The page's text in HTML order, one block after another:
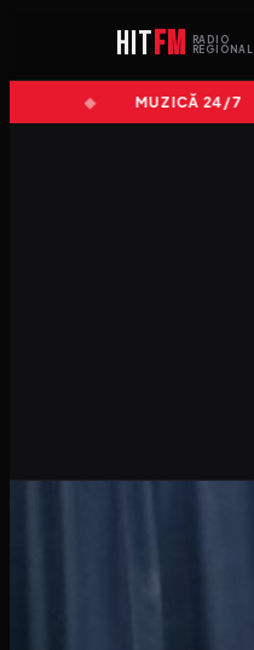
HITFM
RADIO
REGIONAL
MUZICĂ 24/7